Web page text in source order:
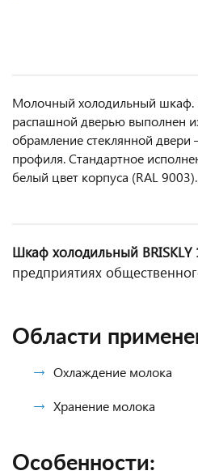
Молочный холодильный шкаф.
распашной дверью выполнен
обрамление стеклянной
профиля. Стандартное
белый цвет корпуса (RAL 9003).
Шкаф холодильный BRISKLY
предприятиях
Области
Охлаждение молока
Хранение молока
Особенности: